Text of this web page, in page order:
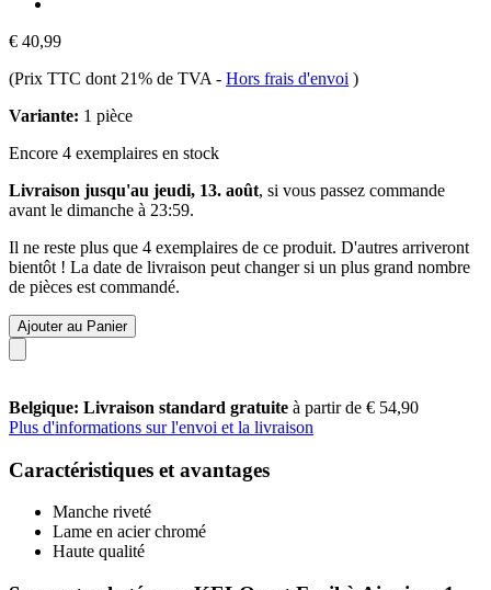
€ 40,99
(Prix TTC dont 21% de TVA - Hors frais d'envoi )
Variante: 1 pièce
Encore 4 exemplaires en stock
Livraison jusqu'au jeudi, 13. août, si vous passez commande
avant le dimanche à 23:59.
Il ne reste plus que 4 exemplaires de ce produit. D'autres arriveront
bientôt ! La date de livraison peut changer si un plus grand nombre
de pièces est commandé.
Ajouter au Panier
Belgique: Livraison standard gratuite à partir de € 54,90
Plus d'informations sur l'envoi et la livraison
Caractéristiques et avantages
Manche riveté
Lame en acier chromé
Haute qualité